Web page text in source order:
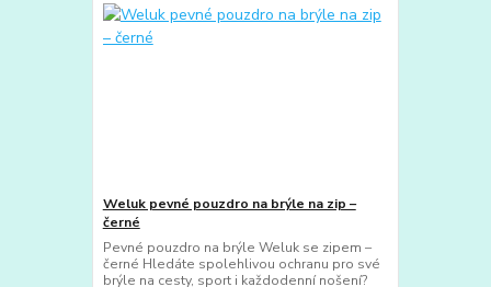
Weluk pevné pouzdro na brýle na zip –
černé
Pevné pouzdro na brýle Weluk se zipem –
černé Hledáte spolehlivou ochranu pro své
brýle na cesty, sport i každodenní nošení?